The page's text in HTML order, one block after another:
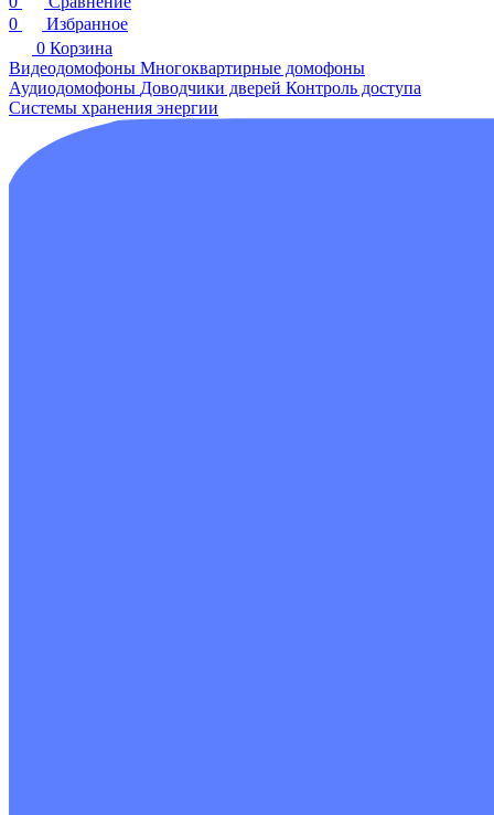
0
Избранное
0 Корзина
Видеодомофоны Многоквартирные домофоны
Аудиодомофоны Доводчики дверей Контроль доступа
Системы хранения энергии